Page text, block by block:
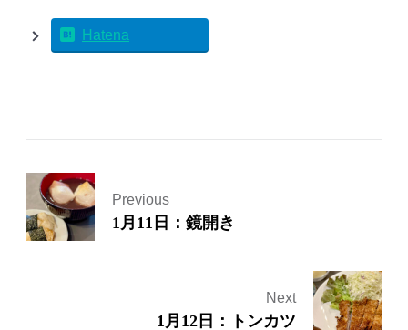
Hatena
Previous
1月11日：鏡開き
Next
1月12日：トンカツ